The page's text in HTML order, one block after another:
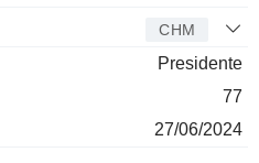
CHM
Presidente
77
27/06/2024